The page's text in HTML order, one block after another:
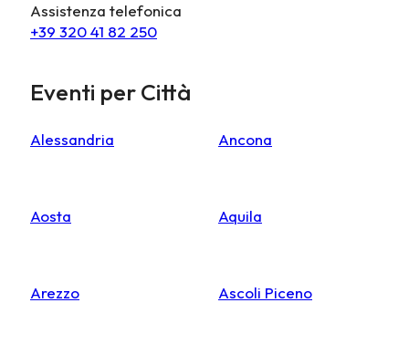
Assistenza telefonica
+39 320 41 82 250
Eventi per Città
Alessandria Ancona
Aosta Aquila
Arezzo Ascoli Piceno